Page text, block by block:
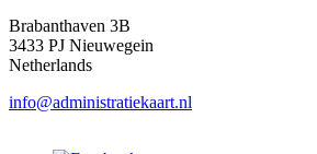
Brabanthaven 3B
3433 PJ Nieuwegein
Netherlands
info@administratiekaart.nl